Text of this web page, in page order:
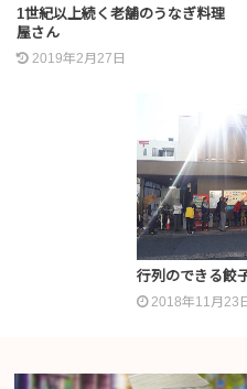
1世紀以上続く老舗のうなぎ料理
屋さん
2019年2月27日
行列のできる餃
2018年11月23